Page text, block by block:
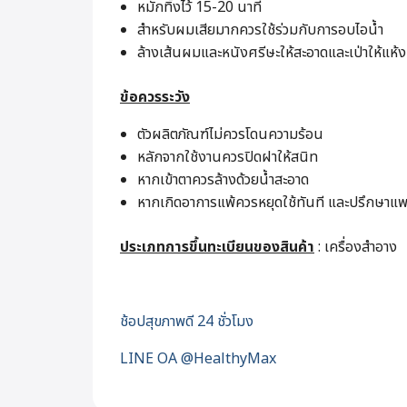
หมักทิ้งไว้ 15-20 นาที
สำหรับผมเสียมากควรใช้ร่วมกับการอบไอน้ำ
ล้างเส้นผมและหนังศรีษะให้สะอาดและเป่าให้แห้ง
ข้อควรระวัง
ตัวผลิตภัณฑ์ไม่ควรโดนความร้อน
หลักจากใช้งานควรปิดฝาให้สนิท
หากเข้าตาควรล้างด้วยน้ำสะอาด
หากเกิดอาการแพ้ควรหยุดใช้ทันที และปรึกษาแ
ประเภทการขึ้นทะเบียนของสินค้า : เครื่องสำอาง
ช้อปสุขภาพดี 24 ชั่วโมง
LINE OA @HealthyMax